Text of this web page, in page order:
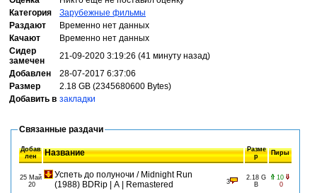
Категория
Зарубежные фильмы
Раздают
Временно нет данных
Качают
Временно нет данных
Сидер
замечен
21-09-2020 3:19:26 (41 минуту назад)
Добавлен
28-07-2017 6:37:06
Размер
2.18 GB (2345680600 Bytes)
Добавить в закладки
Связанные раздачи
Добав
лен
Название
Разме
р
Пиры
25 Май
20
Успеть до полуночи / Midnight Run
(1988) BDRip | A | Remastered
3
2.18 G
B
10
0